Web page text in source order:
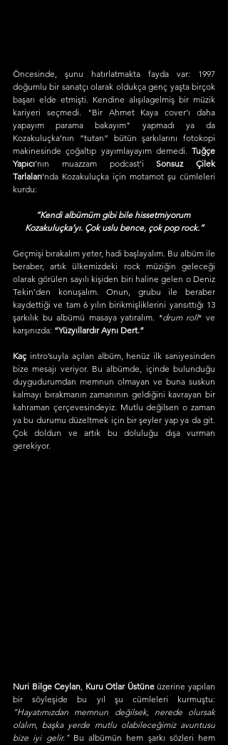
Öncesinde, şunu hatırlatmakta fayda var: 1997
doğumlu bir sanatçı olarak oldukça genç yaşta birçok
başarı elde etmişti. Kendine alışılagelmiş bir müzik
kariyeri seçmedi. "Bir Ahmet Kaya cover’ı daha
yapayım parama bakayım" yapmadı ya da
Kozakuluçka’nın “tutan” bütün şarkılarını fotokopi
makinesinde çoğaltıp yayımlayayım demedi. Tuğçe
Yapıcı’nın muazzam podcast’i Sonsuz Çilek
Tarlaları’nda Kozakuluçka için motamot şu cümleleri
kurdu:
“Kendi albümüm gibi bile hissetmiyorum
Kozakuluçka’yı. Çok uslu bence, çok pop rock.”
Geçmişi bırakalım yeter, hadi başlayalım. Bu albüm ile
beraber, artık ülkemizdeki rock müziğin geleceği
olarak görülen sayılı kişiden biri haline gelen o Deniz
Tekin’den konuşalım. Onun, grubu ile beraber
kaydettiği ve tam 6 yılın birikmişliklerini yansıttığı 13
şarkılık bu albümü masaya yatıralım. *drum roll* ve
karşınızda: “Yüzyıllardır Aynı Dert.”
Kaç intro’suyla açılan albüm, henüz ilk saniyesinden
bize mesajı veriyor. Bu albümde, içinde bulunduğu
duygudurumdan memnun olmayan ve buna suskun
kalmayı bırakmanın zamanının geldiğini kavrayan bir
kahraman çerçevesindeyiz. Mutlu değilsen o zaman
ya bu durumu düzeltmek için bir şeyler yap ya da git.
Çok doldun ve artık bu doluluğu dışa vurman
gerekiyor.
Nuri Bilge Ceylan, Kuru Otlar Üstüne üzerine yapılan
“Hayatımızdan memnun değilsek, nerede olursak
olalım, başka yerde mutlu olabileceğimiz avuntusu
bize iyi gelir." Bu albümün hem şarkı sözleri hem